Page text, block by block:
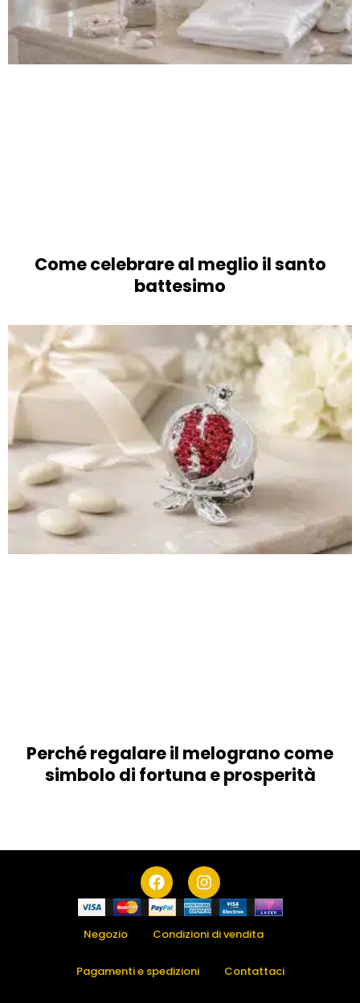
Come celebrare al meglio il santo
battesimo
Perché regalare il melograno come
simbolo di fortuna e prosperità
F
a
c
e
b
o
I
n
s
t
a
Negozio Condizioni di vendita
Pagamenti e spedizioni Contattaci